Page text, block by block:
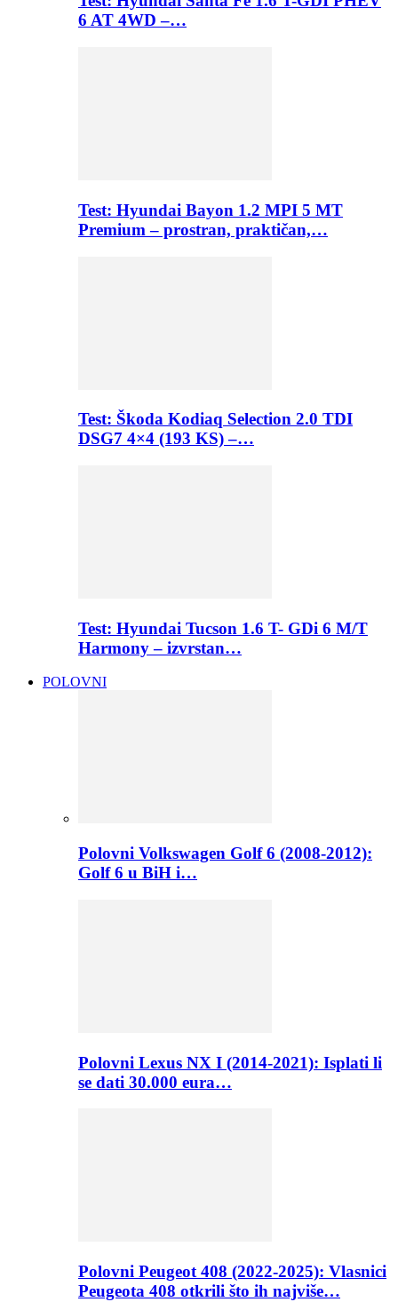
6 AT 4WD –…
Test: Hyundai Bayon 1.2 MPI 5 MT
Premium – prostran, praktičan,…
Test: Škoda Kodiaq Selection 2.0 TDI
DSG7 4×4 (193 KS) –…
Test: Hyundai Tucson 1.6 T- GDi 6 M/T
Harmony – izvrstan…
POLOVNI
Polovni Volkswagen Golf 6 (2008-2012):
Golf 6 u BiH i…
Polovni Lexus NX I (2014-2021): Isplati li
se dati 30.000 eura…
Polovni Peugeot 408 (2022-2025): Vlasnici
Peugeota 408 otkrili što ih najviše…